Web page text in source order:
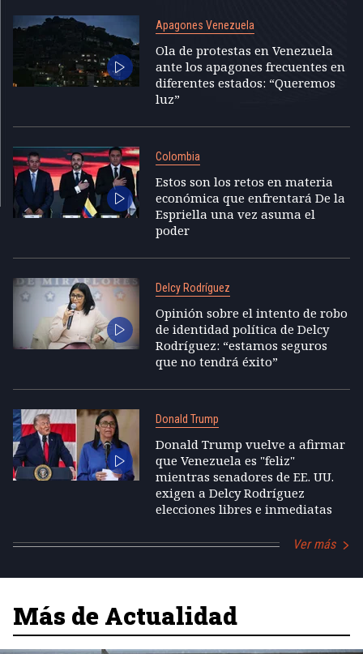
Apagones Venezuela
Ola de protestas en Venezuela
ante los apagones frecuentes en
diferentes estados: “Queremos
luz”
Colombia
Estos son los retos en materia
económica que enfrentará De la
Espriella una vez asuma el
poder
Delcy Rodríguez
Opinión sobre el intento de robo
de identidad política de Delcy
Rodríguez: “estamos seguros
que no tendrá éxito”
Donald Trump
Donald Trump vuelve a afirmar
que Venezuela es "feliz"
mientras senadores de EE. UU.
exigen a Delcy Rodríguez
elecciones libres e inmediatas
Ver más
Más de Actualidad